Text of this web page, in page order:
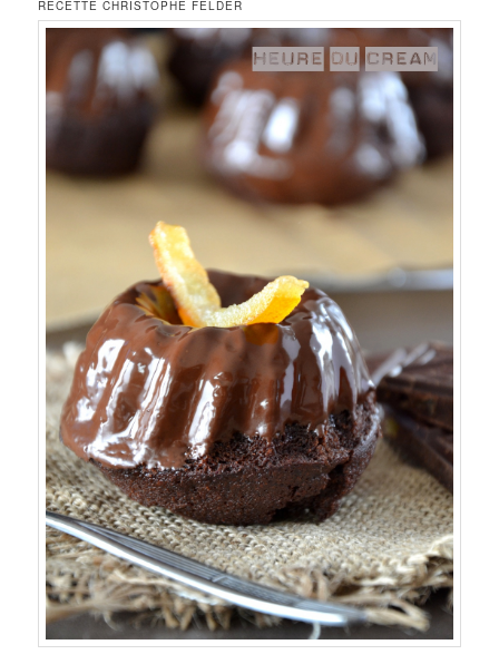
RECETTE CHRISTOPHE FELDER